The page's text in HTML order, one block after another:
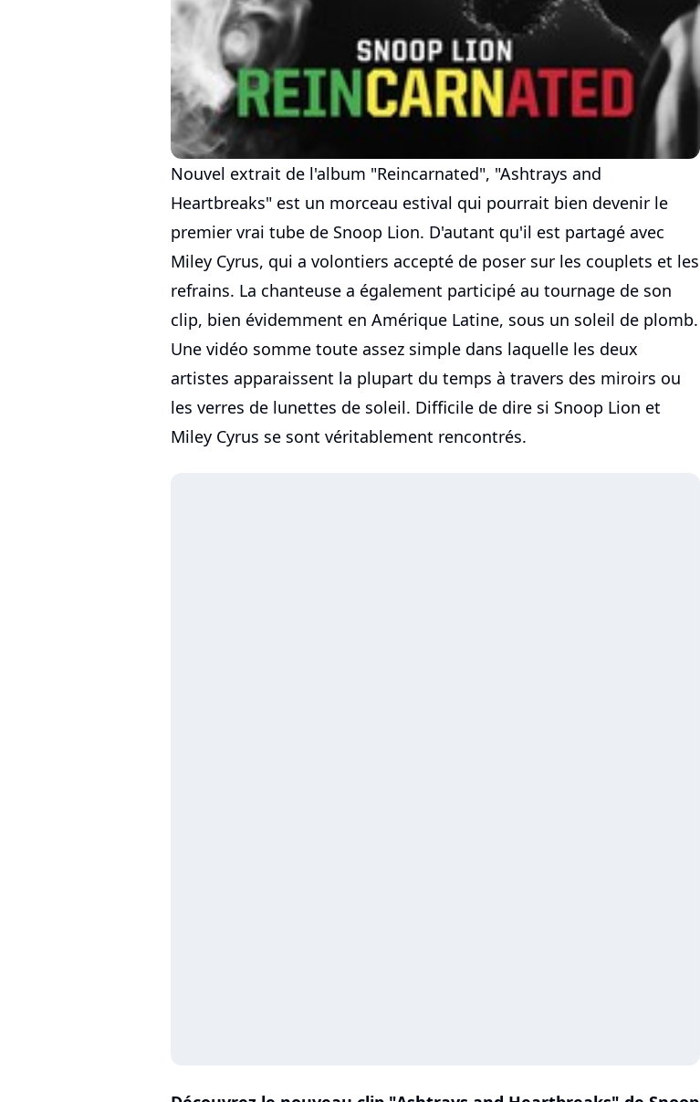
Nouvel extrait de l'album "Reincarnated", "Ashtrays and
Heartbreaks" est un morceau estival qui pourrait bien devenir le
premier vrai tube de Snoop Lion. D'autant qu'il est partagé avec
Miley Cyrus, qui a volontiers accepté de poser sur les couplets et les
refrains. La chanteuse a également participé au tournage de son
clip, bien évidemment en Amérique Latine, sous un soleil de plomb.
Une vidéo somme toute assez simple dans laquelle les deux
artistes apparaissent la plupart du temps à travers des miroirs ou
les verres de lunettes de soleil. Difficile de dire si Snoop Lion et
Miley Cyrus se sont véritablement rencontrés.